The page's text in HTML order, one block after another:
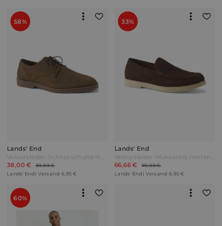
58%
Lands' End
Veloursleder-Schnürschuhe Herren Grau by Lands' End
38,00 €
89,99 €
Lands' End | Versand: 6,95 €
33%
Lands' End
Veloursleder-Mokassins Herren Braun by Lands' End
66,66 €
99,99 €
Lands' End | Versand: 6,95 €
60%